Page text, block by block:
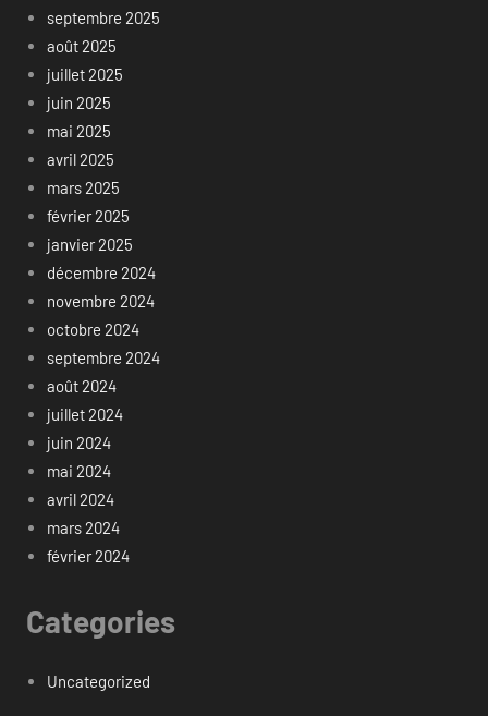
septembre 2025
août 2025
juillet 2025
juin 2025
mai 2025
avril 2025
mars 2025
février 2025
janvier 2025
décembre 2024
novembre 2024
octobre 2024
septembre 2024
août 2024
juillet 2024
juin 2024
mai 2024
avril 2024
mars 2024
février 2024
Categories
Uncategorized